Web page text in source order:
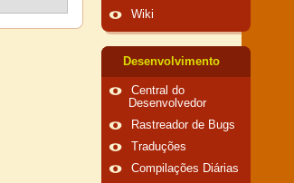
Wiki
Desenvolvimento
Central do
Desenvolvedor
Rastreador de Bugs
Traduções
Compilações Diárias